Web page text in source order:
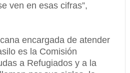
ven en esas cifras”,
encargada de atender
es la Comisión
a Refugiados y a la